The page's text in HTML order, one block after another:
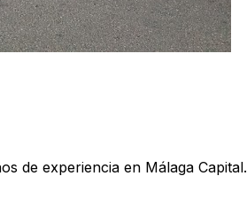
de experiencia en Málaga Capital.